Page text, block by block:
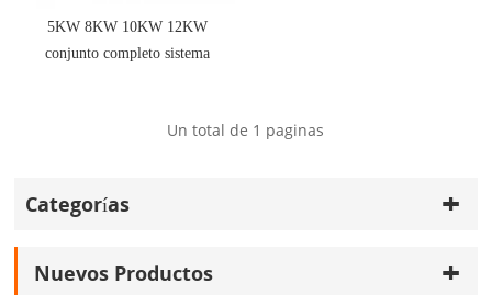
5KW 8KW 10KW 12KW
conjunto completo sistema
Un total de 1 paginas
Categorías
Nuevos Productos